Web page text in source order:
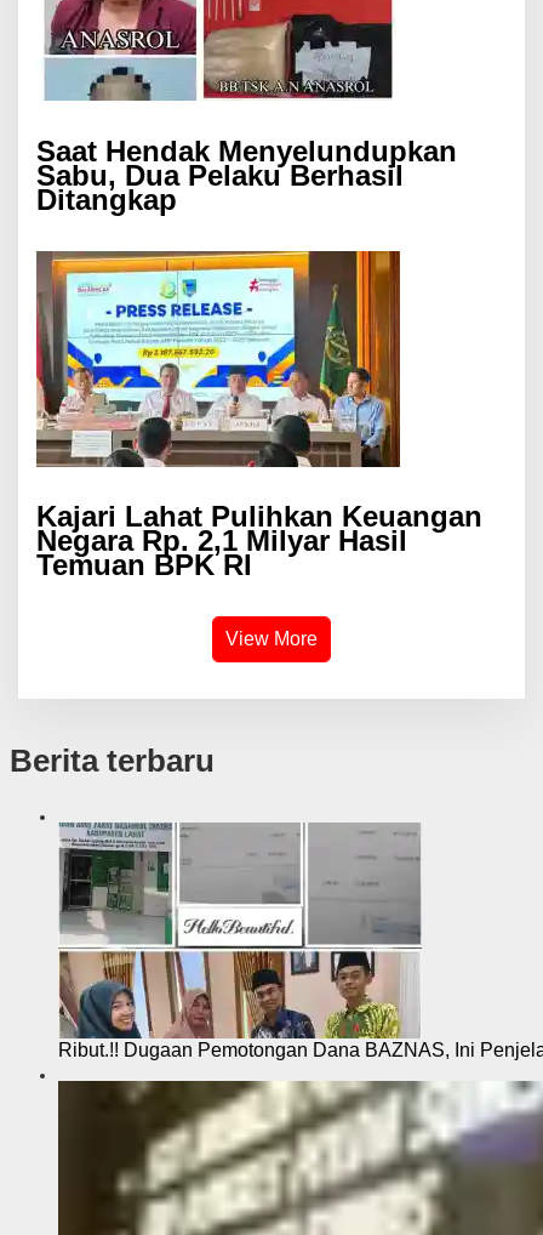
Saat Hendak Menyelundupkan
Sabu, Dua Pelaku Berhasil
Ditangkap
Kajari Lahat Pulihkan Keuangan
Negara Rp. 2,1 Milyar Hasil
Temuan BPK RI
View More
Berita terbaru
Ribut.!! Dugaan Pemotongan Dana BAZNAS, Ini